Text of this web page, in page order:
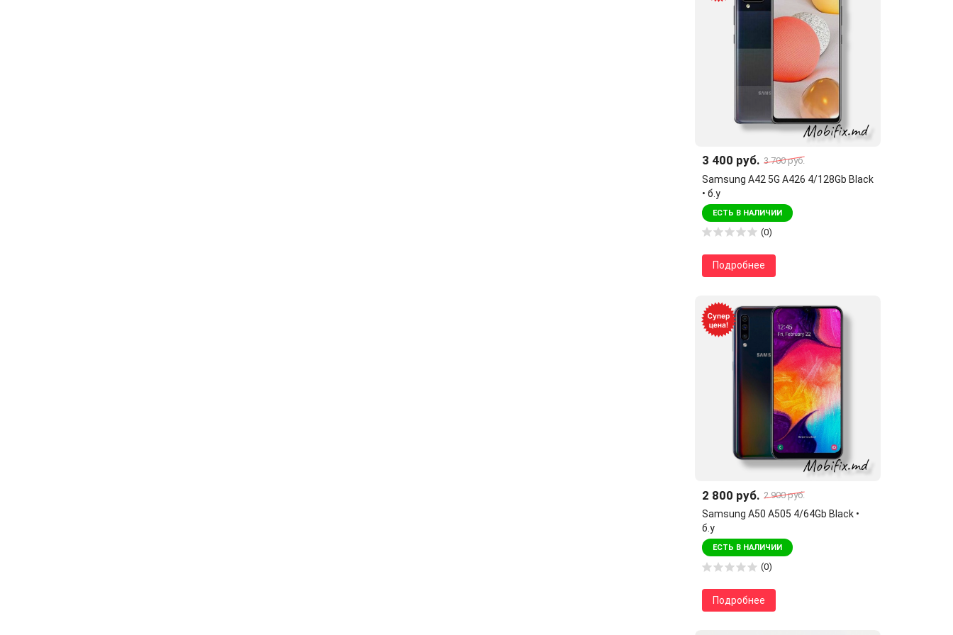
3 400 руб. 3 700 руб.
Samsung A42 5G A426 4/128Gb Black
• б.у
ЕСТЬ В НАЛИЧИИ
(0)
Подробнее
2 800 руб. 2 900 руб.
Samsung A50 A505 4/64Gb Black •
б.у
ЕСТЬ В НАЛИЧИИ
(0)
Подробнее